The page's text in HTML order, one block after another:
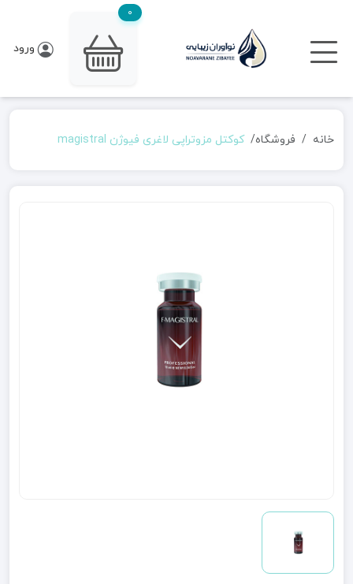
0
ورود
خانه فروشگاه کوکتل مزوتراپی لاغری فیوژن magistral